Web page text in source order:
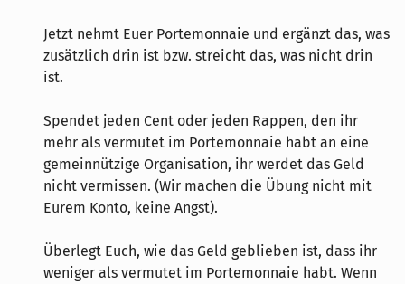
Jetzt nehmt Euer Portemonnaie und ergänzt das, was
zusätzlich drin ist bzw. streicht das, was nicht drin
ist.
Spendet jeden Cent oder jeden Rappen, den ihr
mehr als vermutet im Portemonnaie habt an eine
gemeinnützige Organisation, ihr werdet das Geld
nicht vermissen. (Wir machen die Übung nicht mit
Eurem Konto, keine Angst).
Überlegt Euch, wie das Geld geblieben ist, dass ihr
weniger als vermutet im Portemonnaie habt. Wenn